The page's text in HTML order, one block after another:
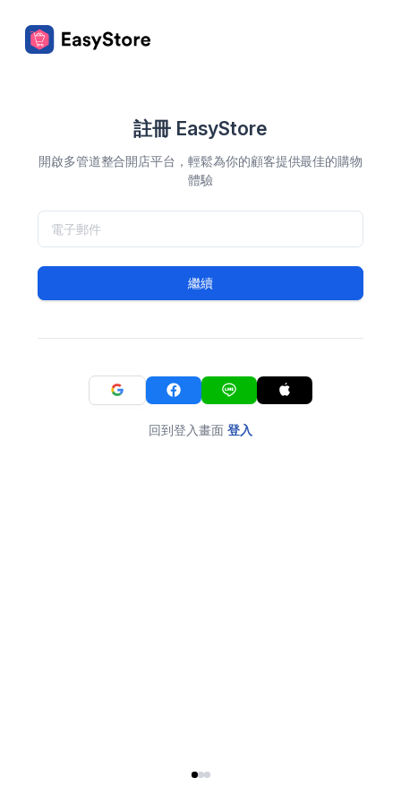
註冊 EasyStore
開啟多管道整合開店平台，輕鬆為你的顧客提供最佳的購物
體驗
繼續
回到登入畫面 登入